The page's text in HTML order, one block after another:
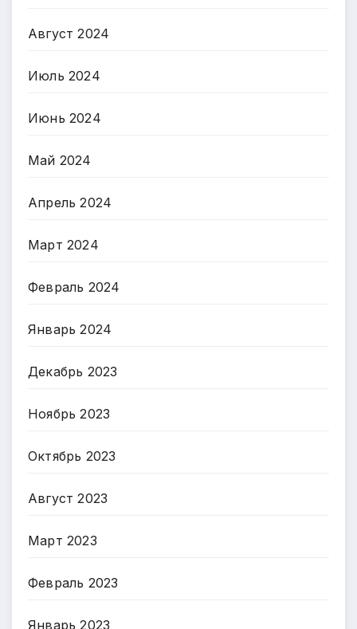
Август 2024
Июль 2024
Июнь 2024
Май 2024
Апрель 2024
Март 2024
Февраль 2024
Январь 2024
Декабрь 2023
Ноябрь 2023
Октябрь 2023
Август 2023
Март 2023
Февраль 2023
Январь 2023